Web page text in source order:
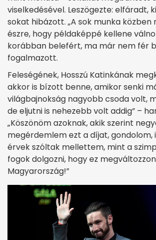
viselkedésével. Leszögezte: elfáradt,
sokat hibázott. „A sok munka
észre, hogy példaképpé kellene
korábban belefért, ma már nem fér
fogalmazott.
Feleségének, Hosszú Katinkának
akkor is bízott benne, amikor senki
világbajnokság nagyobb csoda volt,
de eljutni is nehezebb volt addig” –
„Köszönöm azoknak, akik szerint
megérdemlem ezt a díjat, gondolom,
érvek szóltak mellettem, mint a
fogok dolgozni, hogy ez
Magyarország!”